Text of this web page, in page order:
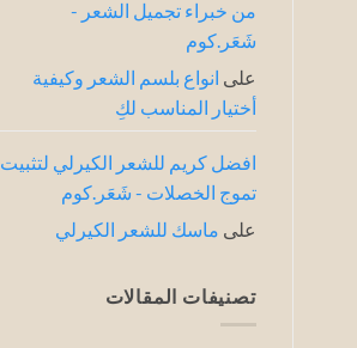
من خبراء تجميل الشعر -
شَعَر.كوم
على انواع بلسم الشعر وكيفية
أختيار المناسب لكِ
افضل كريم للشعر الكيرلي لتثبيت
تموج الخصلات - شَعَر.كوم
على ماسك للشعر الكيرلي
تصنيفات المقالات